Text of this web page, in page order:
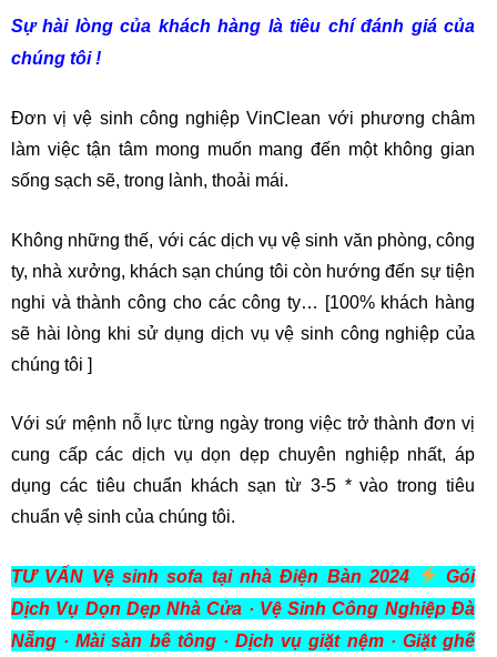
Sự hài lòng của khách hàng là tiêu chí đánh giá của
chúng tôi !
Đơn vị vệ sinh công nghiệp VinClean với phương châm
làm việc tận tâm mong muốn mang đến một không gian
sống sạch sẽ, trong lành, thoải mái.
Không những thế, với các dịch vụ vệ sinh văn phòng, công
ty, nhà xưởng, khách sạn chúng tôi còn hướng đến sự tiện
nghi và thành công cho các công ty… [100% khách hàng
sẽ hài lòng khi sử dụng dịch vụ vệ sinh công nghiệp của
chúng tôi ]
Với sứ mệnh nỗ lực từng ngày trong việc trở thành đơn vị
cung cấp các dịch vụ dọn dẹp chuyên nghiệp nhất, áp
dụng các tiêu chuẩn khách sạn từ 3-5 * vào trong tiêu
chuẩn vệ sinh của chúng tôi.
TƯ VẤN Vệ sinh sofa tại nhà Điện Bàn 2024
Gói
Dịch Vụ Dọn Dẹp Nhà Cửa · Vệ Sinh Công Nghiệp Đà
Nẵng · ‎Mài sàn bê tông · ‎Dịch vụ giặt nệm · ‎Giặt ghế